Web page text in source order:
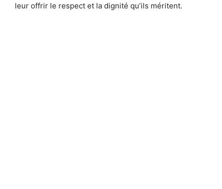
leur offrir le respect et la dignité qu’ils méritent.